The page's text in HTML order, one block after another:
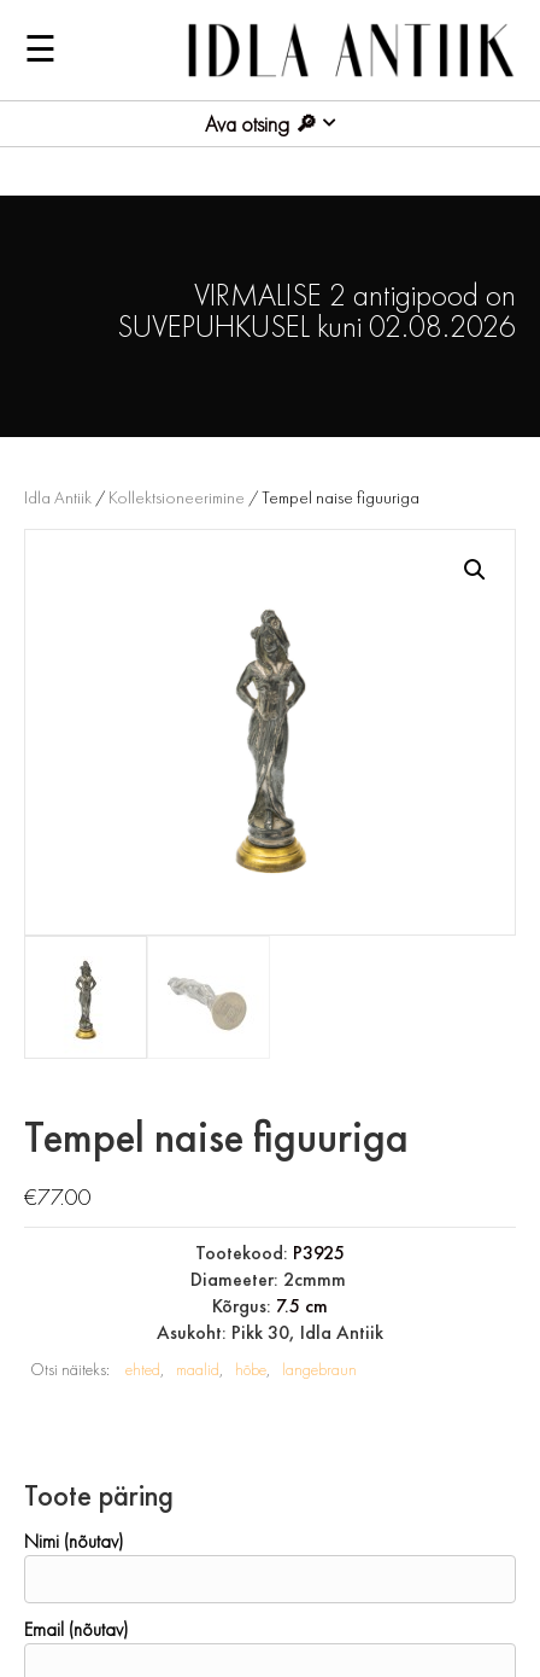
☰
Ava otsing
VIRMALISE 2 antigipood on
SUVEPUHKUSEL kuni 02.08.2026
Idla Antiik / Kollektsioneerimine / Tempel naise figuuriga
Tempel naise figuuriga
€77.00
Tootekood: P3925
Diameeter: 2cmmm
Kõrgus: 7.5 cm
Asukoht: Pikk 30, Idla Antiik
Otsi näiteks: ehted maalid hõbe langebraun
Toote päring
Nimi (nõutav)
Email (nõutav)